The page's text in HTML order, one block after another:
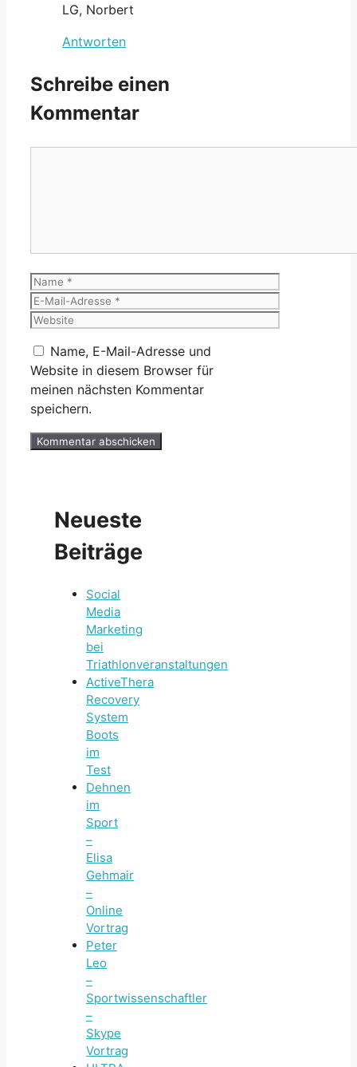
LG, Norbert
Antworten
Schreibe einen
Kommentar
Name
E-
Mail-
Website
Name, E-Mail-Adresse und
Website in diesem Browser für
meinen nächsten Kommentar
speichern.
Neueste
Beiträge
Social
Media
Marketing
bei
Triathlonveranstaltungen
ActiveThera
Recovery
System
Boots
im
Test
Dehnen
im
Sport
–
Elisa
Gehmair
–
Online
Vortrag
Peter
Leo
–
Sportwissenschaftler
–
Skype
Vortrag